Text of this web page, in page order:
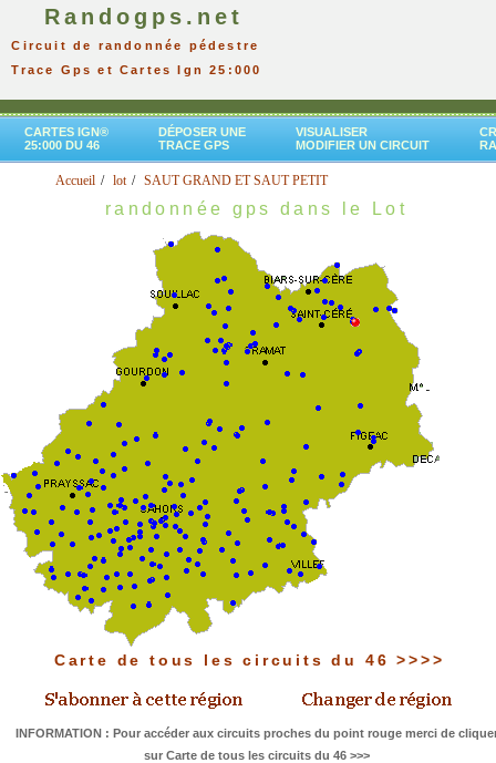
Randogps.net
Circuit de randonnée pédestre
Trace Gps et Cartes Ign 25:000
CARTES IGN®
25:000 DU 46
DÉPOSER UNE
TRACE GPS
VISUALISER
MODIFIER UN CIRCUIT
Accueil lot SAUT GRAND ET SAUT PETIT
randonnée gps dans le Lot
Carte de tous les circuits du 46 >>>>
INFORMATION : Pour accéder aux circuits proches du point rouge merci de
sur Carte de tous les circuits du 46 >>>